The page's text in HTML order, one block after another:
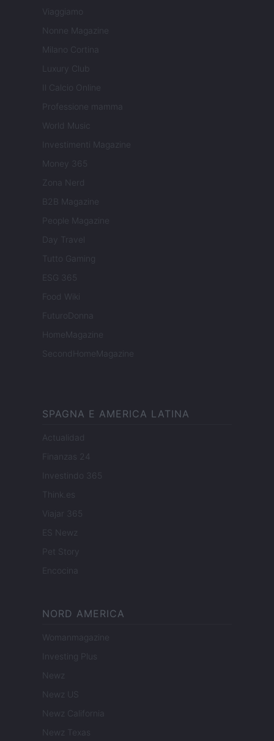
Viaggiamo
Nonne Magazine
Milano Cortina
Luxury Club
Il Calcio Online
Professione mamma
World Music
Investimenti Magazine
Money 365
Zona Nerd
B2B Magazine
People Magazine
Day Travel
Tutto Gaming
ESG 365
Food Wiki
FuturoDonna
HomeMagazine
SecondHomeMagazine
SPAGNA E AMERICA LATINA
Actualidad
Finanzas 24
Investindo 365
Think.es
Viajar 365
ES Newz
Pet Story
Encocina
NORD AMERICA
Womanmagazine
Investing Plus
Newz
Newz US
Newz California
Newz Texas